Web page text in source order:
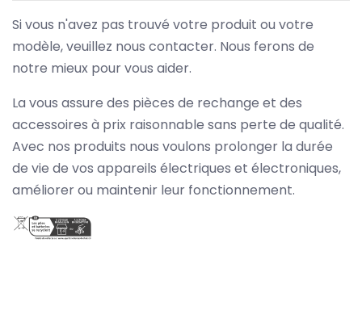
Si vous n'avez pas trouvé votre produit ou votre
modèle, veuillez nous contacter. Nous ferons de
notre mieux pour vous aider.
La vous assure des pièces de rechange et des
accessoires à prix raisonnable sans perte de qualité.
Avec nos produits nous voulons prolonger la durée
de vie de vos appareils électriques et électroniques,
améliorer ou maintenir leur fonctionnement.